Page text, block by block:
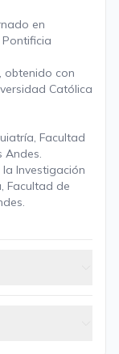
en
Pontificia
obtenido con
Católica
Facultad
Andes.
Investigación
Facultad de